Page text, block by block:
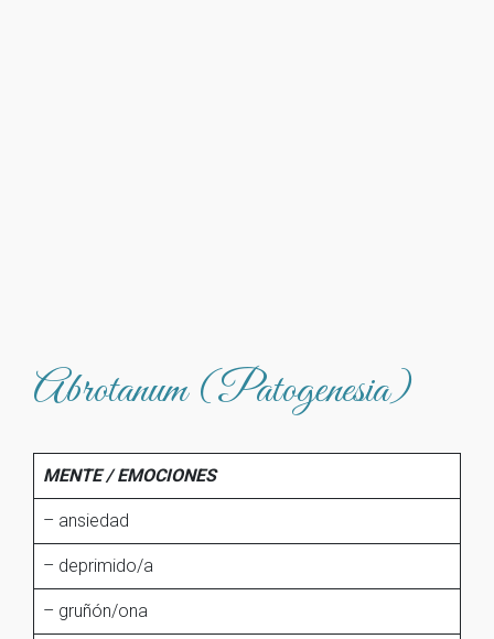
Abrotanum (Patogenesia)
MENTE / EMOCIONES
– ansiedad
– deprimido/a
– gruñón/ona